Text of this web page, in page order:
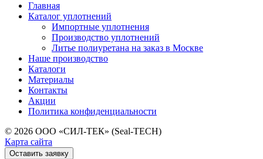
Главная
Каталог уплотнений
Импортные уплотнения
Производство уплотнений
Литье полиуретана на заказ в Москве
Наше производство
Каталоги
Материалы
Контакты
Акции
Политика конфиденциальности
© 2026 ООО «СИЛ-ТЕК» (Seal-TECH)
Карта сайта
Оставить заявку